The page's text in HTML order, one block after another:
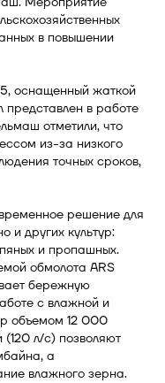
в повышении
оснащенный жаткой
в работе
отметили, что
из-за низкого
точных сроков,
решение для
и других культур:
и пропашных.
обмолота ARS
бережную
с влажной и
объемом 12 000
(120 л/с) позволяют
а
влажного зерна.